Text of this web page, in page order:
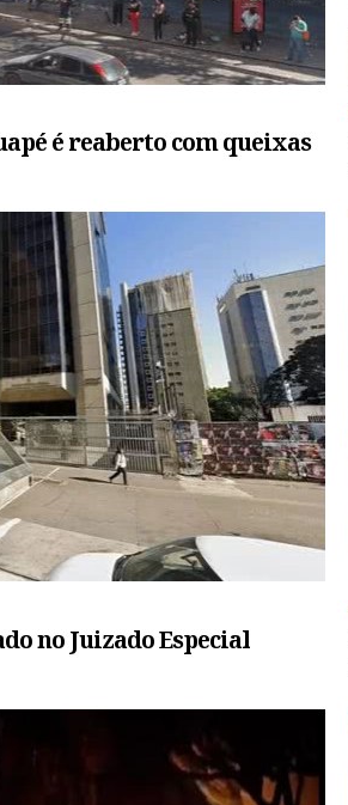
é reaberto com queixas
no Juizado Especial